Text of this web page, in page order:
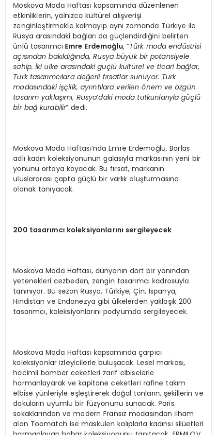
Moskova Moda Haftası kapsamında düzenlenen
etkinliklerin, yalnızca kültürel alışverişi
zenginleştirmekle kalmayıp aynı zamanda Türkiye ile
Rusya arasındaki bağları da güçlendirdiğini belirten
ünlü tasarımcı Emre Erdemoğlu, “Türk moda endüstrisi
açısından bakıldığında, Rusya büyük bir potansiyele
sahip. İki ülke arasındaki güçlü kültürel ve ticari bağlar,
Türk tasarımcılara değerli fırsatlar sunuyor. Türk
modasındaki işçilik, ayrıntılara verilenönem veözgün
tasarım yaklaşımı, Rusya’daki moda tutkunlarıyla güçlü
bir bağ kurabilir” dedi.
Moskova Moda Haftası’nda Emre Erdemoğlu, Barlas
adlı kadın koleksiyonunun galasıyla markasının yeni bir
yönünü ortaya koyacak. Bu fırsat, markanın
uluslararası çapta güçlü bir varlık oluşturmasına
olanak tanıyacak.
200 tasarımcı koleksiyonlarını sergileyecek
Moskova Moda Haftası, dünyanın dört bir yanından
yetenekleri cezbeden, zengin tasarımcı kadrosuyla
tanınıyor. Bu sezon Rusya, Türkiye, Çin, İspanya,
Hindistan ve Endonezya gibi ülkelerden yaklaşık 200
tasarımcı, koleksiyonlarını podyumda sergileyecek.
Moskova Moda Haftası kapsamında çarpıcı
koleksiyonlar izleyicilerle buluşacak. Lesel markası,
hacimli bomber ceketleri zarif elbiselerle
harmanlayarak ve kapitone ceketleri rafine takım
elbise yünleriyle eşleştirerek doğal tonların, şekillerin ve
dokuların uyumlu bir füzyonunu sunacak. Paris
sokaklarından ve modern Fransız modasından ilham
alan Toomatch ise maskülen kalıplarla kadınsı silüetleri